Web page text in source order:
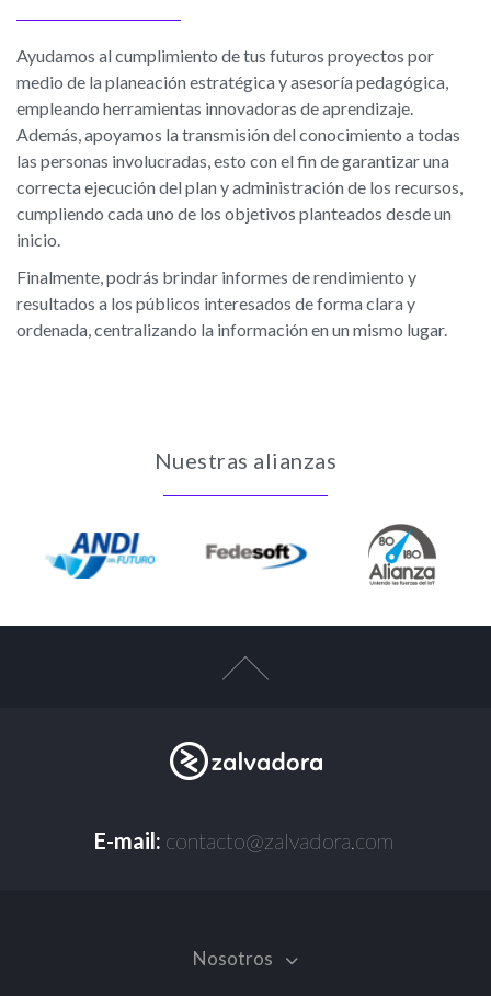
Ayudamos al cumplimiento de tus futuros proyectos por
medio de la planeación estratégica y asesoría pedagógica,
empleando herramientas innovadoras de aprendizaje.
Además, apoyamos la transmisión del conocimiento a todas
las personas involucradas, esto con el fin de garantizar una
correcta ejecución del plan y administración de los recursos,
cumpliendo cada uno de los objetivos planteados desde un
inicio.
Finalmente, podrás brindar informes de rendimiento y
resultados a los públicos interesados de forma clara y
ordenada, centralizando la información en un mismo lugar.
Nuestras alianzas
E-mail: contacto@zalvadora.com
Nosotros